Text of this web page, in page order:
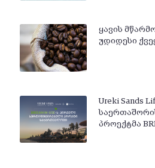
ყავის
უდიდესი
Ureki Sands
პროექტმა